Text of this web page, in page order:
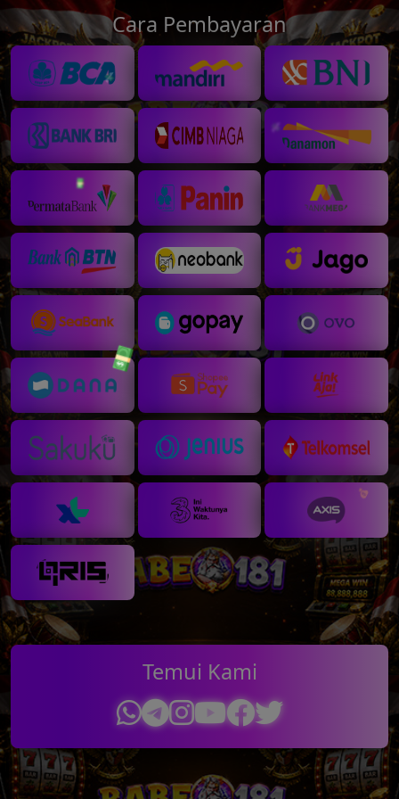
Cara Pembayaran
Temui Kami
💸
💵
💸
💵